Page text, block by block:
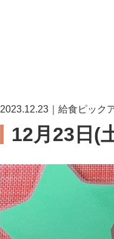
2023.12.23｜給食ピック
12月23日(